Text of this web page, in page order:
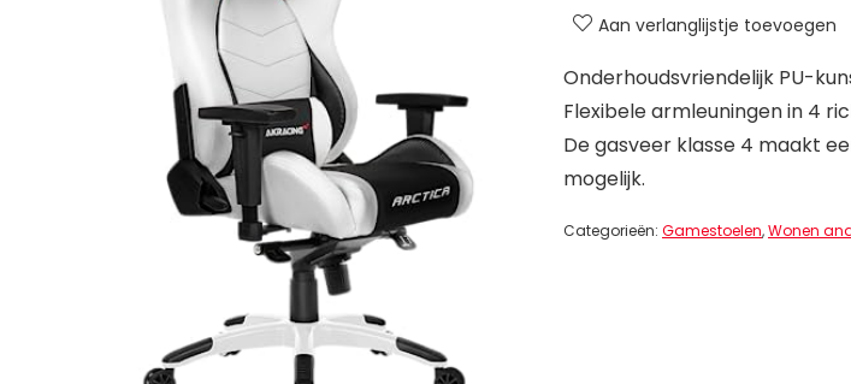
Aan verlanglijstje toevoegen
Onderhoudsvriendelijk PU-
Flexibele armleuningen in 4
De gasveer klasse 4 maakt
mogelijk.
Categorieën: Gamestoelen,Wonen